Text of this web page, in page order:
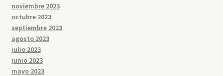
noviembre 2023
octubre 2023
septiembre 2023
agosto 2023
julio 2023
junio 2023
mayo 2023